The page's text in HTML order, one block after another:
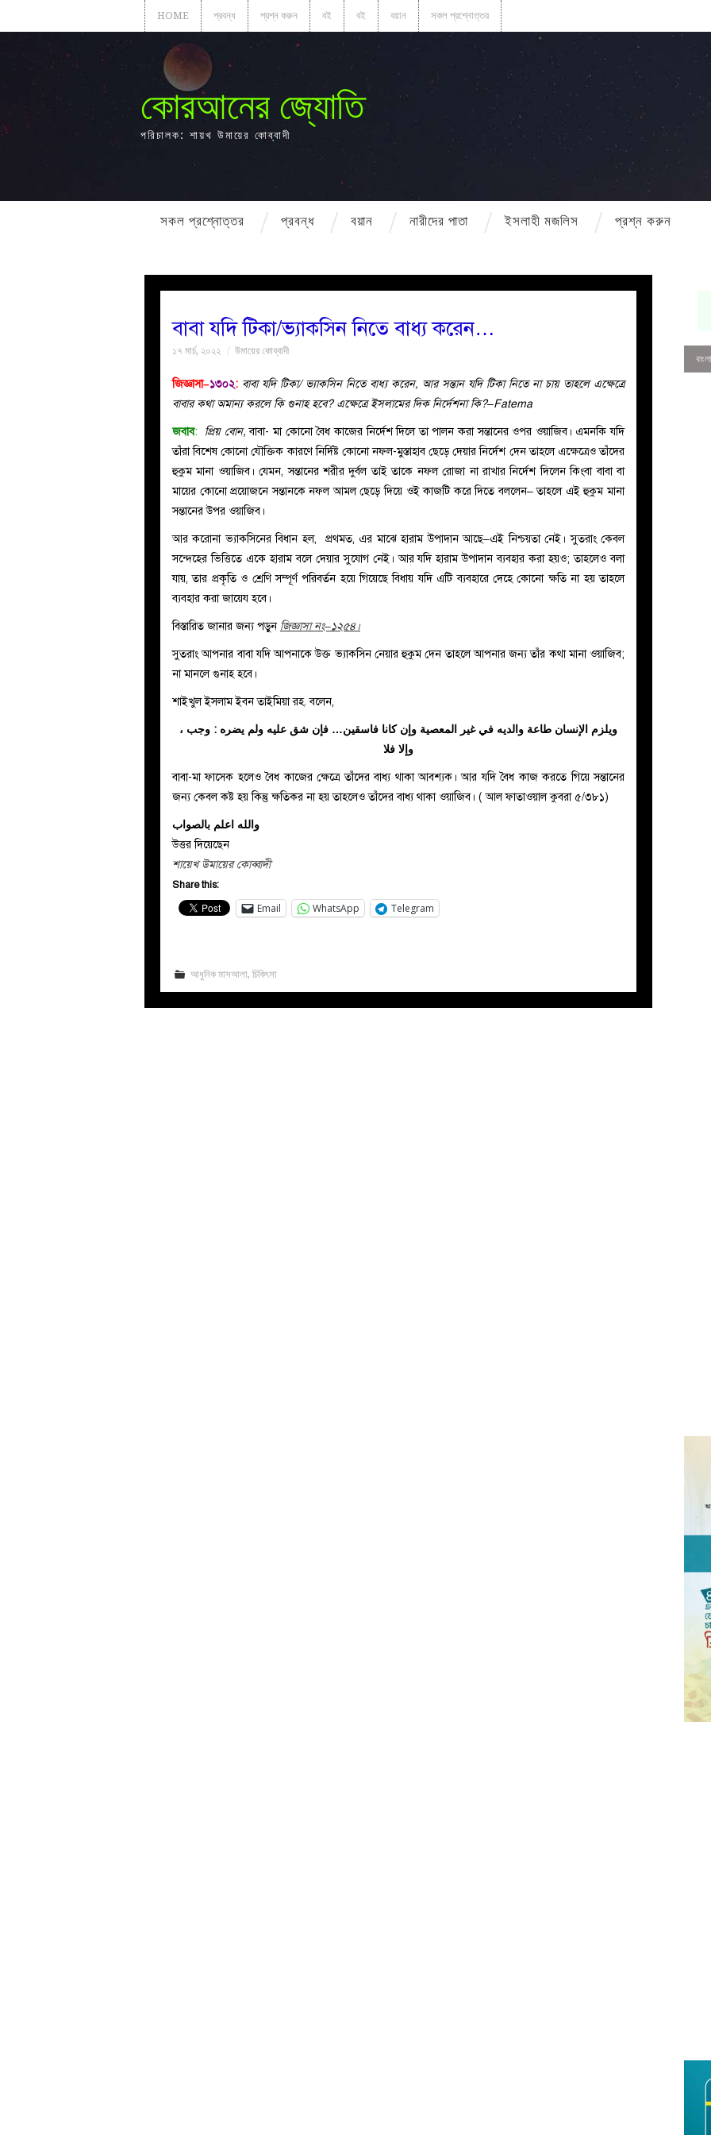
HOME প্রবন্ধ প্রশ্ন করুন বই বই বয়ান সকল প্রশ্নোত্তর
কোরআনের জ্যোতি
পরিচালক: শায়খ উমায়ের কোব্বাদী
সকল প্রশ্নোত্তর প্রবন্ধ বয়ান নারীদের পাতা ইসলাহী মজলিস প্রশ্ন করুন
বাবা যদি টিকা/ভ্যাকসিন নিতে বাধ্য করেন…
১৭ মার্চ, ২০২২ উমায়ের কোব্বাদী
জিজ্ঞাসা–১৩০২: বাবা যদি টিকা/ ভ্যাকসিন নিতে বাধ্য করেন, আর সন্তান যদি টিকা নিতে না চায় তাহলে এক্ষেত্রে
বাবার কথা অমান্য করলে কি গুনাহ হবে? এক্ষেত্রে ইসলামের দিক নির্দেশনা কি?–Fatema
জবাব: প্রিয় বোন,বাবা- মা কোনো বৈধ কাজের নির্দেশ দিলে তা পালন করা সন্তানের ওপর ওয়াজিব। এমনকি যদি
তাঁরা বিশেষ কোনো যৌক্তিক কারণে নির্দিষ্ট কোনো নফল-মুস্তাহাব ছেড়ে দেয়ার নির্দেশ দেন তাহলে এক্ষেত্রেও তাঁদের
হুকুম মানা ওয়াজিব। যেমন, সন্তানের শরীর দুর্বল তাই তাকে নফল রোজা না রাখার নির্দেশ দিলেন কিংবা বাবা বা
মায়ের কোনো প্রয়োজনে সন্তানকে নফল আমল ছেড়ে দিয়ে ওই কাজটি করে দিতে বললেন– তাহলে এই হুকুম মানা
সন্তানের উপর ওয়াজিব।
আর করোনা ভ্যাকসিনের বিধান হল, প্রথমত, এর মাঝে হারাম উপাদান আছে–এই নিশ্চয়তা নেই।সুতরাং কেবল
সন্দেহের ভিত্তিতে একে হারাম বলে দেয়ার সুযোগ নেই। আর যদি হারাম উপাদান ব্যবহার করা হয়ও; তাহলেও বলা
যায়, তার প্রকৃতি ও শ্রেণি সম্পূর্ণ পরিবর্তন হয়ে গিয়েছে বিধায় যদি এটি ব্যবহারে দেহে কোনো ক্ষতি না হয় তাহলে
ব্যবহার করা জায়েয হবে।
বিস্তারিত জানার জন্য পড়ুন জিজ্ঞাসা নং–১২৫৪।
সুতরাং আপনার বাবা যদি আপনাকে উক্ত ভ্যাকসিন নেয়ার হুকুম দেন তাহলে আপনার জন্য তাঁর কথা মানা ওয়াজিব;
না মানলে গুনাহ হবে।
শাইখুল ইসলাম ইবন তাইমিয়া রহ. বলেন,
ويلزم الإنسان طاعة والديه في غير المعصية وإن كانا فاسقين… فإن شق عليه ولم يضره : وجب ،
وإلا فلا
বাবা-মা ফাসেক হলেও বৈধ কাজের ক্ষেত্রে তাঁদের বাধ্য থাকা আবশ্যক। আর যদি বৈধ কাজ করতে গিয়ে সন্তানের
জন্য কেবল কষ্ট হয় কিন্তু ক্ষতিকর না হয় তাহলেও তাঁদের বাধ্য থাকা ওয়াজিব। ( আল ফাতাওয়াল কুবরা ৫/৩৮১)
والله اعلم بالصواب
উত্তর দিয়েছেন
শায়েখ উমায়ের কোব্বাদী
Share this:
Email WhatsApp Telegram
আধুনিক মাসআলা,চিকিৎসা